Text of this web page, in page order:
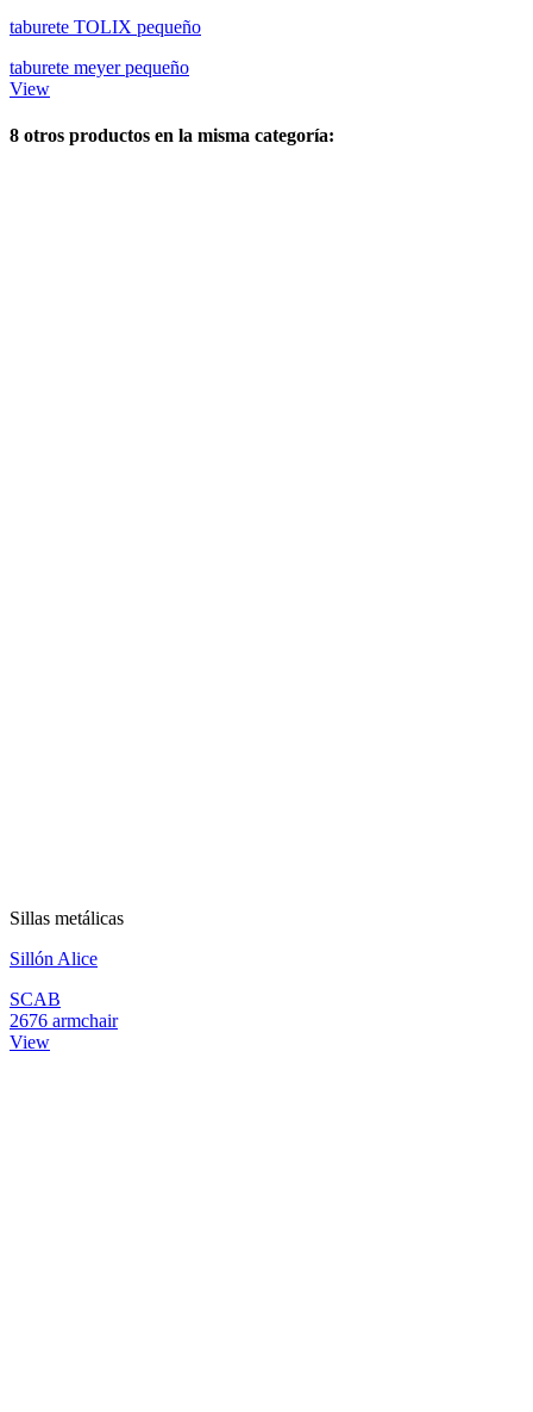
taburete TOLIX pequeño
taburete meyer pequeño
View
8 otros productos en la misma categoría:
Sillas metálicas
Sillón Alice
SCAB
2676 armchair
View